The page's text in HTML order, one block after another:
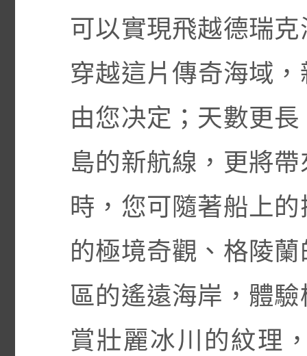
可以實現飛越德瑞
穿越這片傳奇海域
由您决定；天數更
島的新航線，更將
時，您可隨著船上
的極境奇觀、格陵
區的遙遠海岸，體
賞壯麗冰川的紋理